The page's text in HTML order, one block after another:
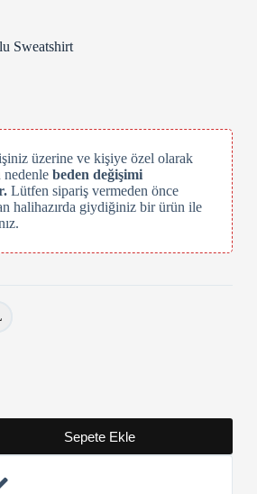
Sweatshirt
üzerine ve kişiye özel olarak
beden değişimi
Lütfen sipariş vermeden önce
halihazırda giydiğiniz bir ürün ile
Sepete Ekle